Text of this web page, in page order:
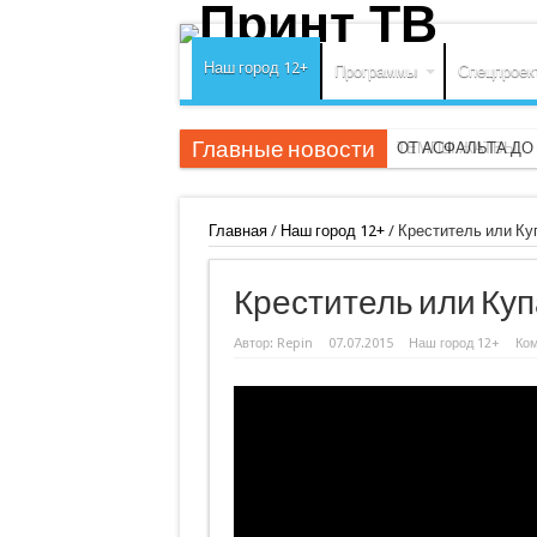
Наш город 12+ Программы
Главные новости ОТ АСФАЛЬТА
Главная/ Наш город 12+/ Креститель или
Креститель или
Автор: Repin 07.07.2015 Наш город 12+